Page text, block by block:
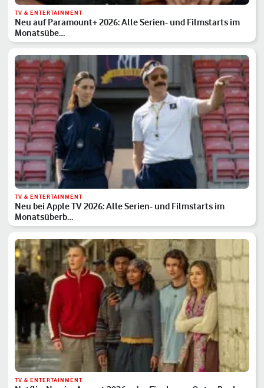
TV & ENTERTAINMENT
Neu auf Paramount+ 2026: Alle Serien- und Filmstarts im
Monatsübe…
TV & ENTERTAINMENT
Neu bei Apple TV 2026: Alle Serien- und Filmstarts im
Monatsüberb…
TV & ENTERTAINMENT